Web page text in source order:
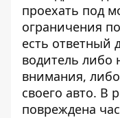
проехать под
ограничения
есть ответный
водитель либо
внимания,
своего авто. В
повреждена